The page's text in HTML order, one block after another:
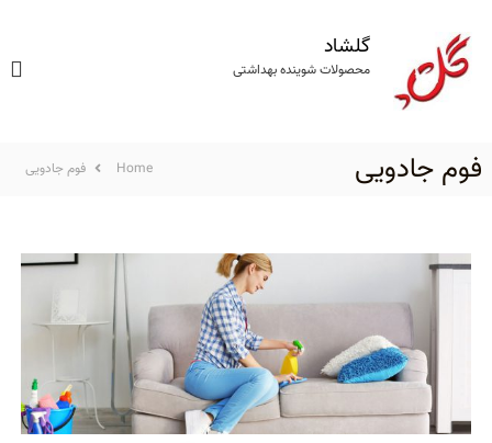
گلشاد
محصولات شوینده بهداشتی
فوم جادویی Home فوم جادویی